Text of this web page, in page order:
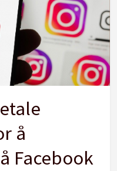
å
Facebook